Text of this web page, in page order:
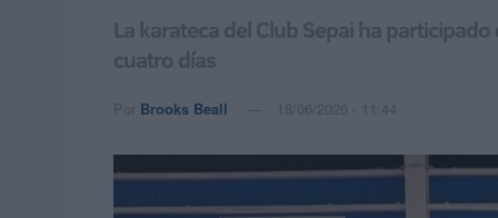
La karateca del Club Sepai ha
cuatro días
Por Brooks Beall 18/06/2026 - 11:44